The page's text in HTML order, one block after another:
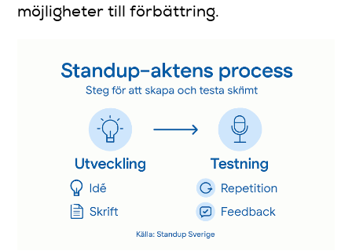
möjligheter till förbättring.